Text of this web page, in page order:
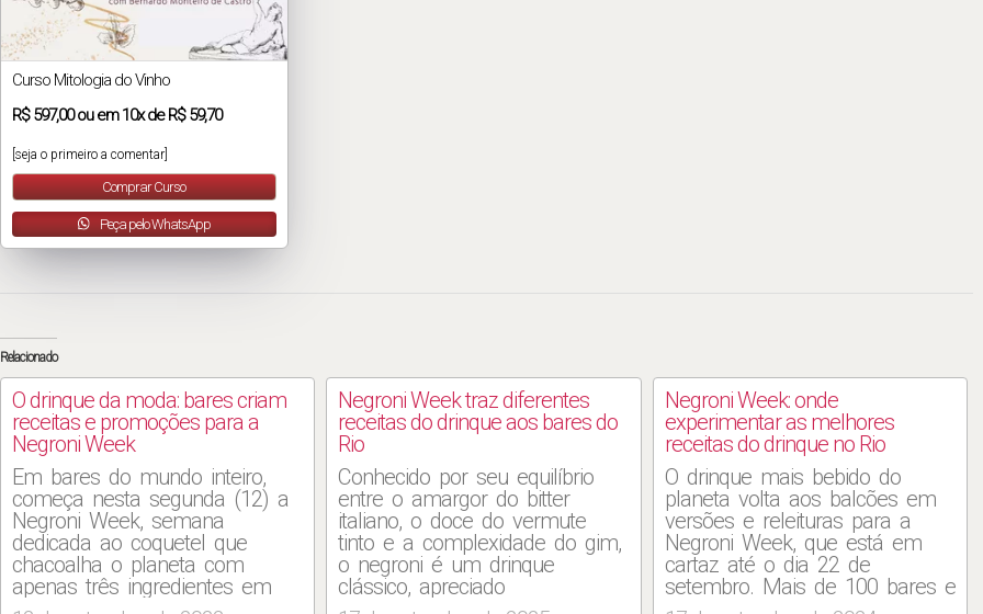
Curso Mitologia do Vinho
R$597,00ou em10xdeR$ 59,70
[seja o primeiro a comentar]
Comprar Curso
Peça pelo WhatsApp
Relacionado
O drinque da moda: bares criam
receitas e promoções para a
Negroni Week
Em bares do mundo inteiro,
começa nesta segunda (12) a
Negroni Week, semana
dedicada ao coquetel que
chacoalha o planeta com
apenas três ingredientes em
doses iguais: gim, vermute e
Negroni Week traz diferentes
receitas do drinque aos bares do
Rio
Conhecido por seu equilíbrio
entre o amargor do bitter
italiano, o doce do vermute
tinto e a complexidade do gim,
o negroni é um drinque
clássico, apreciado
mundialmente. De tão popular,
Negroni Week: onde
experimentar as melhores
receitas do drinque no Rio
O drinque mais bebido do
planeta volta aos balcões em
versões e releituras para a
Negroni Week, que está em
cartaz até o dia 22 de
setembro. Mais de 100 bares e
restaurantes do Rio participam